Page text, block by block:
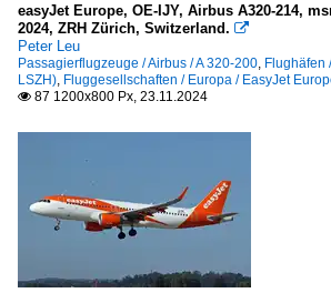
easyJet Europe, OE-IJY, Airbus A320-214,
2024, ZRH Zürich, Switzerland. 
Peter Leu
Passagierflugzeuge / Airbus / A 320-200, Flughäfen
LSZH), Fluggesellschaften / Europa / EasyJet
 87 1200x800 Px, 23.11.2024